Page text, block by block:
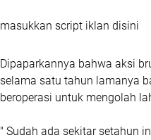
masukkan script iklan disini
Dipaparkannya bahwa aksi
selama satu tahun lamanya
beroperasi untuk mengolah
" Sudah ada sekitar setahun